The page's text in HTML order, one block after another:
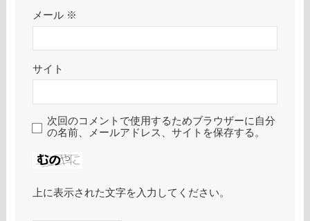
メール ※
サイト
次回のコメントで使用するためブラウザーに自分
の名前、メールアドレス、サイトを保存する。
上に表示された文字を入力してください。